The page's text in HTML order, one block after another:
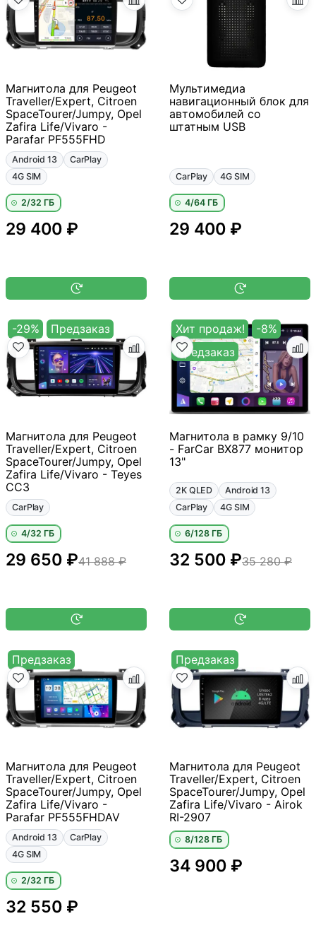
Магнитола для Peugeot
Traveller/Expert, Citroen
SpaceTourer/Jumpy, Opel
Zafira Life/Vivaro -
Parafar PF555FHD
Android 13
CarPlay
4G SIM
2/32 ГБ
29 400 ₽
Мультимедиа
навигационный блок для
автомобилей со
штатным USB
CarPlay 4G SIM
4/64 ГБ
29 400 ₽
-29% Предзаказ
Магнитола для Peugeot
Traveller/Expert, Citroen
SpaceTourer/Jumpy, Opel
Zafira Life/Vivaro - Teyes
CC3
CarPlay
4/32 ГБ
41 888 ₽
29 650 ₽
Хит продаж!
-8%
Предзаказ
Магнитола в рамку 9/10
- FarCar BX877 монитор
13"
2K QLED
Android 13
CarPlay
4G SIM
6/128 ГБ
35 280 ₽
32 500 ₽
Предзаказ
Магнитола для Peugeot
Traveller/Expert, Citroen
SpaceTourer/Jumpy, Opel
Zafira Life/Vivaro -
Parafar PF555FHDAV
Android 13
CarPlay
4G SIM
2/32 ГБ
32 550 ₽
Предзаказ
Магнитола для Peugeot
Traveller/Expert, Citroen
SpaceTourer/Jumpy, Opel
Zafira Life/Vivaro - Airok
RI-2907
8/128 ГБ
34 900 ₽